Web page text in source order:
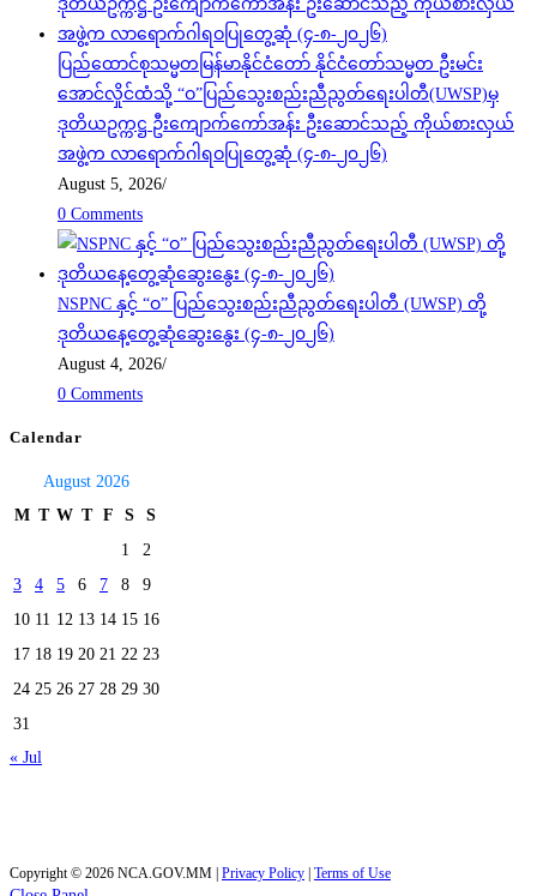
ပြည်ထောင်စုသမ္မတမြန်မာနိုင်ငံတော် နိုင်ငံတော်သမ္မတ ဦးမင်း
အောင်လှိုင်ထံသို့ “ဝ”ပြည်သွေးစည်းညီညွတ်ရေးပါတီ(UWSP)မှ
ဒုတိယဥက္ကဋ္ဌ ဦးကျောက်ကော်အန်း ဦးဆောင်သည့် ကိုယ်စားလှယ်
အဖွဲ့က လာရောက်ဂါရဝပြုတွေ့ဆုံ (၄-၈-၂၀၂၆)
August 5, 2026/
0 Comments
NSPNC နှင့် “ဝ” ပြည်သွေးစည်းညီညွတ်ရေးပါတီ (UWSP) တို့
ဒုတိယနေ့တွေ့ဆုံဆွေးနွေး (၄-၈-၂၀၂၆)
August 4, 2026/
0 Comments
Calendar
August 2026
M T W T F S
S
1
2
3
4 5 6 7 8
9
10 11 12 13 14 15 16
17 18 19 20 21 22 23
24 25 26 27 28 29 30
31
« Jul
Copyright © 2026 NCA.GOV.MM | Privacy Policy | Terms of Use